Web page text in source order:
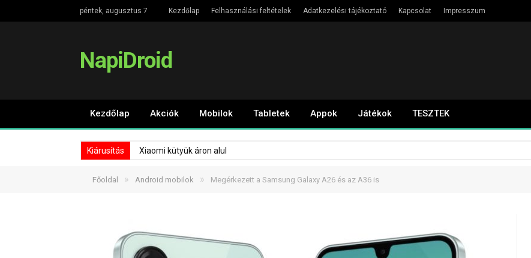
péntek, augusztus 7 Kezdőlap Felhasználási feltételek Adatkezelési tájékoztató Kapcsolat Impresszum
NapiDroid
Kezdőlap Akciók Mobilok Tabletek Appok Játékok TESZTEK
Kiárusítás Xiaomi kütyük áron alul
Főoldal » Android mobilok » Megérkezett a Samsung Galaxy A26 és az A36 is